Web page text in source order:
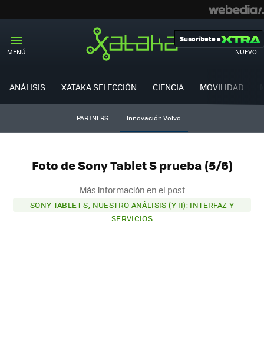
MENÚ NUEVO
Suscríbete a
ANÁLISIS XATAKA SELECCIÓN CIENCIA MOVILIDAD
PARTNERS Innovación Volvo
Foto de Sony Tablet S prueba (5/6)
Más información en el post
SONY TABLET S, NUESTRO ANÁLISIS (Y II): INTERFAZ Y
SERVICIOS